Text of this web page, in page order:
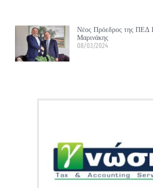
Νέος Πρόεδρος της ΠΕΔ
Μαρινάκης
08/03/2024